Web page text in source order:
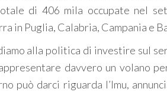
di 406 mila occupate nel
in Puglia, Calabria, Campania e
alla politica di investire sul
davvero un volano
può darci riguarda l’Imu,